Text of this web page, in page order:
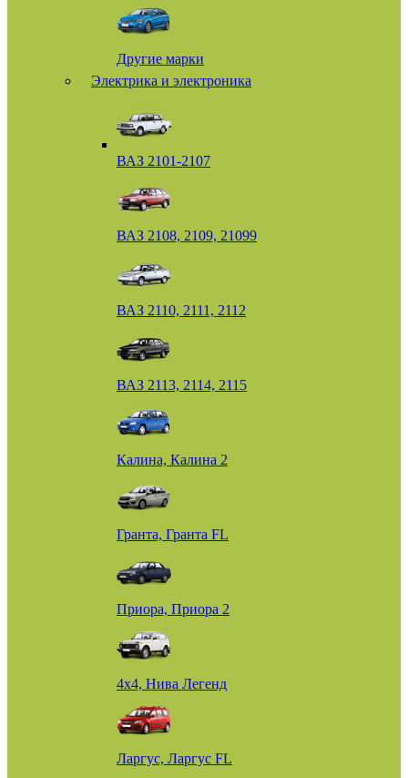
Другие марки
Электрика и электроника
ВАЗ 2101-2107
ВАЗ 2108, 2109, 21099
ВАЗ 2110, 2111, 2112
ВАЗ 2113, 2114, 2115
Калина, Калина 2
Гранта, Гранта FL
Приора, Приора 2
4х4, Нива Легенд
Ларгус, Ларгус FL